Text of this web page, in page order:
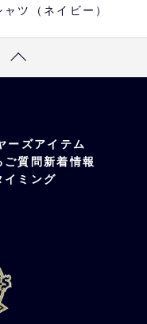
ツ（ネイビー）
ーズアイテム
ご質問新着情報
イミング